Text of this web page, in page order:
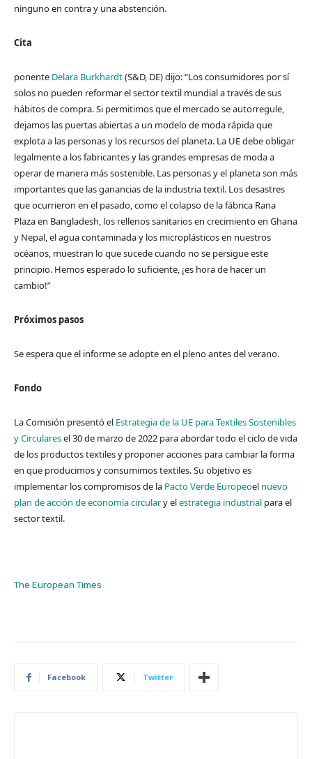
ninguno en contra y una abstención.
Cita
ponente Delara Burkhardt(S&D, DE) dijo: “Los consumidores por sí
solos no pueden reformar el sector textil mundial a través de sus
hábitos de compra. Si permitimos que el mercado se autorregule,
dejamos las puertas abiertas a un modelo de moda rápida que
explota a las personas y los recursos del planeta. La UE debe obligar
legalmente a los fabricantes y las grandes empresas de moda a
operar de manera más sostenible. Las personas y el planeta son más
importantes que las ganancias de la industria textil. Los desastres
que ocurrieron en el pasado, como el colapso de la fábrica Rana
Plaza en Bangladesh, los rellenos sanitarios en crecimiento en Ghana
y Nepal, el agua contaminada y los microplásticos en nuestros
océanos, muestran lo que sucede cuando no se persigue este
principio. Hemos esperado lo suficiente, ¡es hora de hacer un
cambio!”
Próximos pasos
Se espera que el informe se adopte en el pleno antes del verano.
Fondo
La Comisión presentó el Estrategia de la UE para Textiles Sostenibles
y Circularesel 30 de marzo de 2022 para abordar todo el ciclo de vida
de los productos textiles y proponer acciones para cambiar la forma
en que producimos y consumimos textiles. Su objetivo es
implementar los compromisos de la Pacto Verde Europeoel nuevo
plan de acción de economía circulary elestrategia industrial para el
sector textil.
The European Times
Facebook Twitter